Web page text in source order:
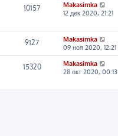
10157
Makasimka
12 дек 2020, 21:21
9127
Makasimka
09 ноя 2020, 12:21
15320
Makasimka
28 окт 2020, 00:13